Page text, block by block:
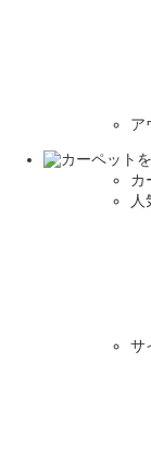
ア
カ
人
サ